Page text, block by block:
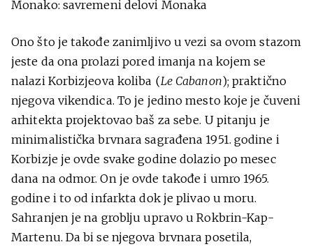
Monako: savremeni delovi Monaka
Ono što je takođe zanimljivo u vezi sa ovom stazom
jeste da ona prolazi pored imanja na kojem se
nalazi Korbizjeova koliba (Le Cabanon); praktično
njegova vikendica. To je jedino mesto koje je čuveni
arhitekta projektovao baš za sebe. U pitanju je
minimalistička brvnara sagrađena 1951. godine i
Korbizje je ovde svake godine dolazio po mesec
dana na odmor. On je ovde takođe i umro 1965.
godine i to od infarkta dok je plivao u moru.
Sahranjen je na groblju upravo u Rokbrin-Kap-
Martenu. Da bi se njegova brvnara posetila,